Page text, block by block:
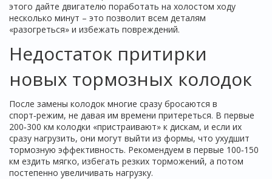
этого дайте двигателю поработать на холостом ходу
несколько минут – это позволит всем деталям
«разогреться» и избежать повреждений.
Недостаток притирки
новых тормозных колодок
После замены колодок многие сразу бросаются в
спорт‑режим, не давая им времени притереться. В первые
200‑300 км колодки «пристраивают» к дискам, и если их
сразу нагрузить, они могут выйти из формы, что ухудшит
тормозную эффективность. Рекомендуем в первые 100‑150
км ездить мягко, избегать резких торможений, а потом
постепенно увеличивать нагрузку.